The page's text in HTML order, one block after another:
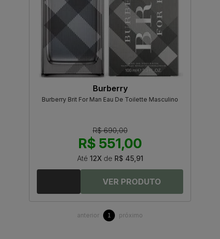
Burberry
Burberry Brit For Man Eau De Toilette Masculino
R$ 690,00
R$ 551,00
Até 12Xde R$ 45,91
anterior 1 próximo